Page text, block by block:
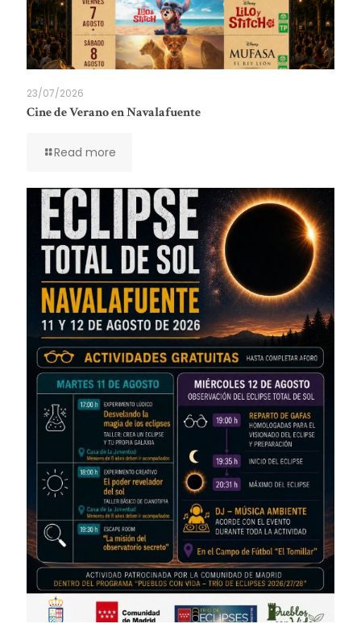
23/07/2026
Cine de Verano en Navalafuente
Read more